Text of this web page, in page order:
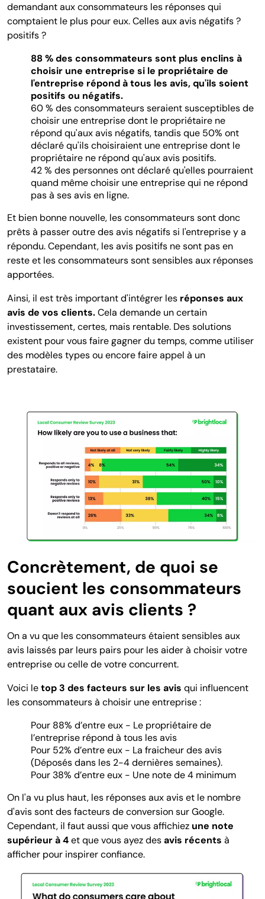
demandant aux consommateurs les réponses qui
comptaient le plus pour eux. Celles aux avis négatifs ?
positifs ?
88 % des consommateurs sont plus enclins à
choisir une entreprise si le propriétaire de
l'entreprise répond à tous les avis, qu'ils soient
positifs ou négatifs.
60 % des consommateurs seraient susceptibles de
choisir une entreprise dont le propriétaire ne
répond qu'aux avis négatifs, tandis que 50% ont
déclaré qu'ils choisiraient une entreprise dont le
propriétaire ne répond qu'aux avis positifs.
42 % des personnes ont déclaré qu'elles pourraient
quand même choisir une entreprise qui ne répond
pas à ses avis en ligne.
Et bien bonne nouvelle, les consommateurs sont donc
prêts à passer outre des avis négatifs si l'entreprise y a
répondu. Cependant, les avis positifs ne sont pas en
reste et les consommateurs sont sensibles aux réponses
apportées.
Ainsi, il est très important d'intégrer les réponses aux
avis de vos clients.Cela demande un certain
investissement, certes, mais rentable. Des solutions
existent pour vous faire gagner du temps, comme utiliser
des modèles types ou encore faire appel à un
prestataire.
Concrètement, de quoi se
soucient les consommateurs
quant aux avis clients ?
On a vu que les consommateurs étaient sensibles aux
avis laissés par leurs pairs pour les aider à choisir votre
entreprise ou celle de votre concurrent.
Voici letop 3 des facteurs sur les avis qui influencent
les consommateurs à choisir une entreprise :
Pour 88% d’entre eux - Le propriétaire de
l’entreprise répond à tous les avis
Pour 52% d’entre eux - La fraicheur des avis
(Déposés dans les 2-4 dernières semaines).
Pour 38% d’entre eux - Une note de 4 minimum
On l'a vu plus haut, les réponses aux avis et le nombre
d'avis sont des facteurs de conversion sur Google.
Cependant, il faut aussi quevous affichiez une note
supérieur à 4et que vous ayez desavis récents à
afficher pour inspirer confiance.